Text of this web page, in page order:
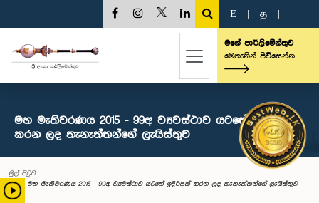
E த
මගේ පාර්ලිමේන්තුව
මෙතැනින් පිවිසෙන්න
මහ මැතිවරණය 2015 - 99අ ව්‍යවස්ථාව යටතේ ඉදිරිපත්
කරන ලද තැනැත්තන්ගේ ලැයිස්තුව
මුල් පිටුව
මහ මැතිවරණය 2015 - 99අ ව්‍යවස්ථාව යටතේ ඉදිරිපත් කරන ලද තැනැත්තන්ගේ ලැයිස්තුව